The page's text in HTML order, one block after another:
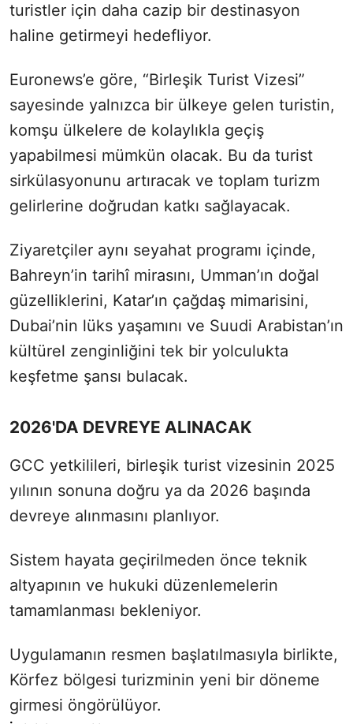
turistler için daha cazip bir destinasyon
haline getirmeyi hedefliyor.
Euronews’e göre, “Birleşik Turist Vizesi”
sayesinde yalnızca bir ülkeye gelen turistin,
komşu ülkelere de kolaylıkla geçiş
yapabilmesi mümkün olacak. Bu da turist
sirkülasyonunu artıracak ve toplam turizm
gelirlerine doğrudan katkı sağlayacak.
Ziyaretçiler aynı seyahat programı içinde,
Bahreyn’in tarihî mirasını, Umman’ın doğal
güzelliklerini, Katar’ın çağdaş mimarisini,
Dubai’nin lüks yaşamını ve Suudi Arabistan’ın
kültürel zenginliğini tek bir yolculukta
keşfetme şansı bulacak.
2026'DA DEVREYE ALINACAK
GCC yetkilileri, birleşik turist vizesinin 2025
yılının sonuna doğru ya da 2026 başında
devreye alınmasını planlıyor.
Sistem hayata geçirilmeden önce teknik
altyapının ve hukuki düzenlemelerin
tamamlanması bekleniyor.
Uygulamanın resmen başlatılmasıyla birlikte,
Körfez bölgesi turizminin yeni bir döneme
girmesi öngörülüyor.